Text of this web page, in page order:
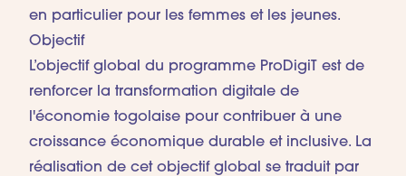
en particulier pour les femmes et les jeunes.
Objectif
L’objectif global du programme ProDigiT est de
renforcer la transformation digitale de
l'économie togolaise pour contribuer à une
croissance économique durable et inclusive. La
réalisation de cet objectif global se traduit par